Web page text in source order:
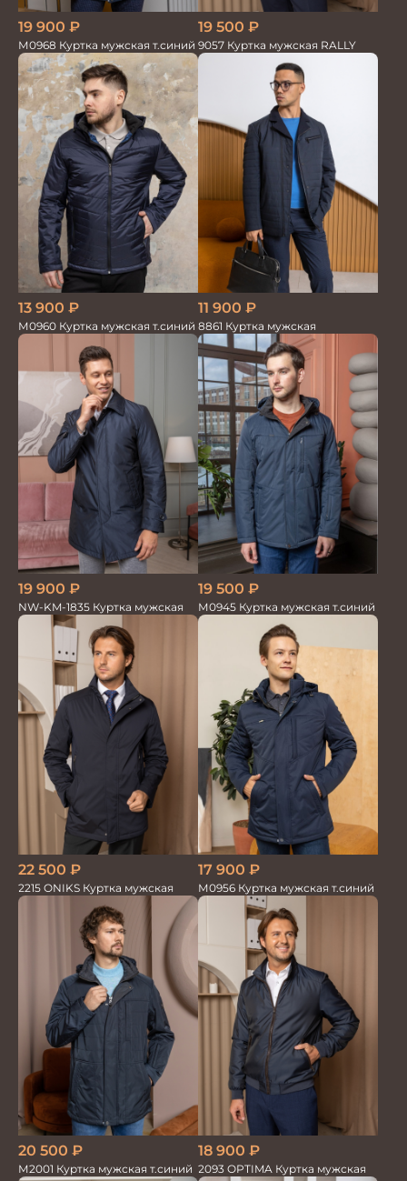
19 900 ₽
М0968 Куртка мужская т.синий
19 500 ₽
9057 Куртка мужская RALLY
13 900 ₽
М0960 Куртка мужская т.синий
11 900 ₽
8861 Куртка мужская
19 900 ₽
NW-KM-1835 Куртка мужская
19 500 ₽
М0945 Куртка мужская т.синий
22 500 ₽
2215 ONIKS Куртка мужская
17 900 ₽
М0956 Куртка мужская т.синий
20 500 ₽
М2001 Куртка мужская т.синий
18 900 ₽
2093 OPTIMA Куртка мужская